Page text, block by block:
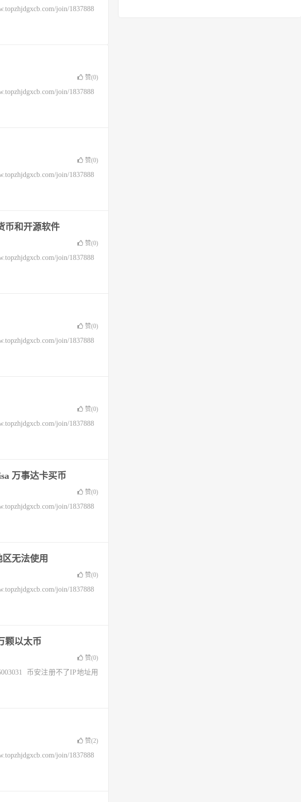
join/1837888
赞(0)
join/1837888
赞(0)
join/1837888
币和开源软件
赞(0)
join/1837888
赞(0)
join/1837888
赞(0)
join/1837888
万事达卡买币
赞(0)
join/1837888
无法使用
赞(0)
join/1837888
颗以太币
赞(0)
币安注册不了IP地址用
赞(2)
join/1837888